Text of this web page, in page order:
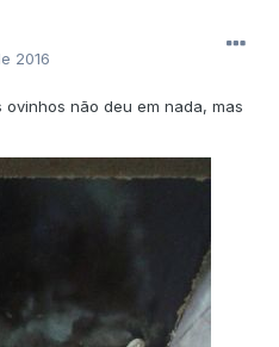
2016
não deu em nada, mas